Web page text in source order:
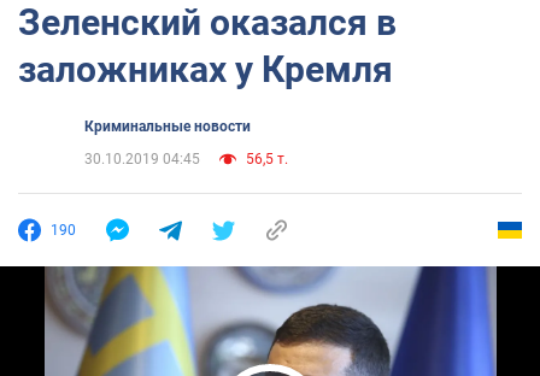
Зеленский оказался в
заложниках у Кремля
Криминальные новости
30.10.2019 04:45
56,5 т.
190